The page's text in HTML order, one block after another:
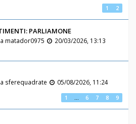
1 2
PARLIAMONE
matador0975
20/03/2026, 13:13
sferequadrate
05/08/2026, 11:24
1 … 6 7 8 9